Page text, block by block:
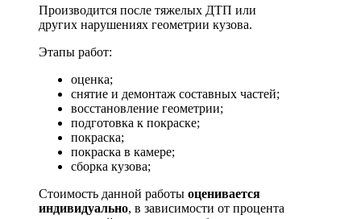
Производится после тяжелых ДТП или
других нарушениях геометрии кузова.
Этапы работ:
оценка;
снятие и демонтаж составных частей;
восстановление геометрии;
подготовка к покраске;
покраска;
покраска в камере;
сборка кузова;
Стоимость данной работы оценивается
индивидуально, в зависимости от процента